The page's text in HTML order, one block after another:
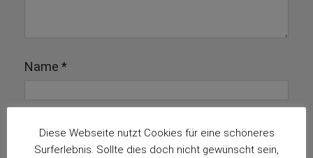
Name *
E-Mail-Adresse*
Diese Webseite nutzt Cookies für eine schöneres
Surferlebnis. Sollte dies doch nicht gewünscht sein,